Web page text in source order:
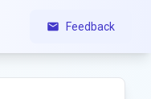
Feedback